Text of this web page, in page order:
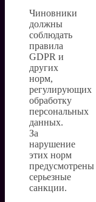
Чиновники
должны
соблюдать
правила
GDPR и
других
норм,
регулирующих
обработку
персональных
данных.
За
нарушение
этих норм
предусмотрены
серьезные
санкции.